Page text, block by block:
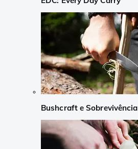
Bushcraft e Sobrevivência